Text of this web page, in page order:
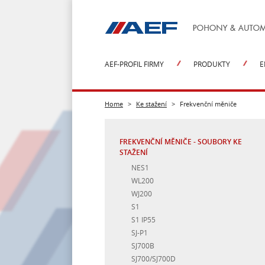
AEF-PROFIL FIRMY
Společnost AEF, s.r.o.
Koncern Hitachi
Pracovní příležitosti
Výstavy a akce
PRODUKTY
Frekvenční měniče
Programovatelné automaty
Moduly vzdálených I/O
Projekty a
Repase
Home > Ke stažení > Frekvenční měniče
FREKVENČNÍ MĚNIČE - SOUBORY KE
STAŽENÍ
NES1
WL200
WJ200
S1
S1 IP55
SJ-P1
SJ700B
SJ700/SJ700D